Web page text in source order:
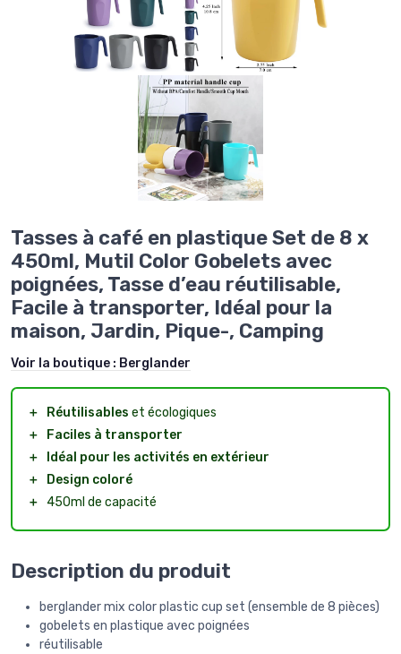
Tasses à café en plastique Set de 8 x
450ml, Mutil Color Gobelets avec
poignées, Tasse d’eau réutilisable,
Facile à transporter, Idéal pour la
maison, Jardin, Pique-, Camping
Voir la boutique : Berglander
＋ Réutilisables et écologiques
＋
Faciles à transporter
＋
Idéal pour les activités en extérieur
＋
Design coloré
＋ 450ml de capacité
Description du produit
berglander mix color plastic cup set (ensemble de 8 pièces)
gobelets en plastique avec poignées
réutilisable